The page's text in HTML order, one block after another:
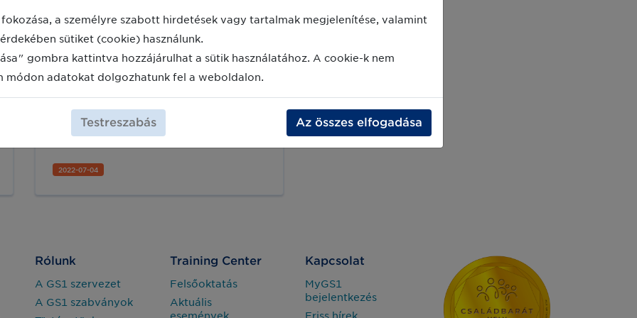
tervei kapcsán. Az Európai Bizottság
által kiadott új körforgásos gazdasági
csomag nagy hangsúlyt fektet a
fenntarthatóságra és egyik sarkalatos
(Digital Product Passport)
bevezetése, melyek kapcsán a
szabványos megoldások is
reflektorfénybe kerültek.
2022-07-04
Rólunk
A GS1 szervezet
A GS1 szabványok
Training Center
Felsőoktatás
Aktuális
Kapcsolat
MyGS1
bejelentkezés
a személyre szabott hirdetések vagy tartalmak megjelenítése, valamint
sütiket (cookie) használunk.
gombra kattintva hozzájárulhat a sütik használatához. A cookie-k nem
módon adatokat dolgozhatunk fel a weboldalon.
Testreszabás Az összes elfogadása